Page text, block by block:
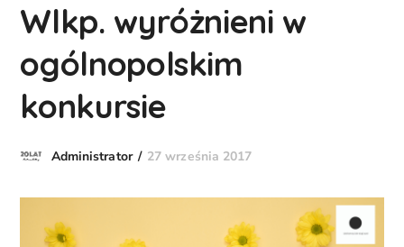
Wlkp. wyróżnieni w
ogólnopolskim
konkursie
Administrator 27 września 2017